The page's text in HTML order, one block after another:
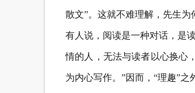
散文”。这就不难理解，先生为
有人说，阅读是一种对话，是
情的人，无法与读者以心换心
为内心写作。”因而，“理趣”